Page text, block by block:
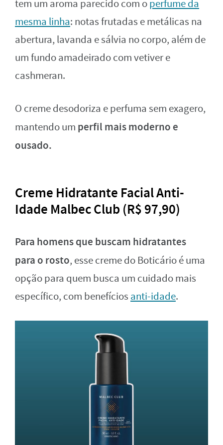
tem um aroma parecido com operfume da
mesma linha: notas frutadas e metálicas na
abertura, lavanda e sálvia no corpo, além de
um fundo amadeirado com vetiver e
cashmeran.
O creme desodoriza e perfuma sem exagero,
mantendo um perfil mais moderno e
ousado.
Creme Hidratante Facial Anti-
Idade Malbec Club (R$ 97,90)
Para homens que buscam hidratantes
para o rosto, esse creme do Boticário é uma
opção para quem busca um cuidado mais
específico, com benefícios anti-idade.